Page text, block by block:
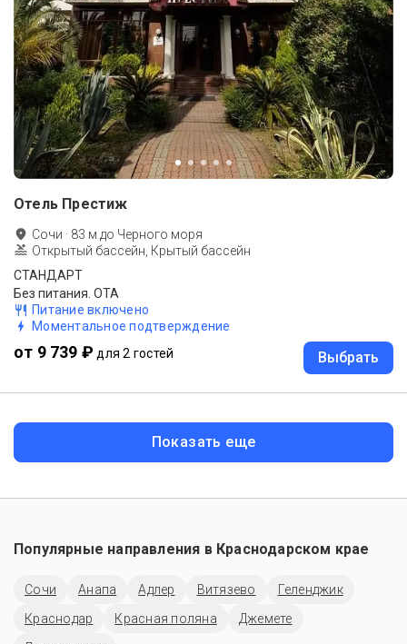
Отель Престиж
Сочи · 83 м до Черного моря
Открытый бассейн, Крытый бассейн
СТАНДАРТ
Без питания. ОТА
Питание включено
Моментальное подтверждение
от 9 739 ₽ для 2 гостей Выбрать
Показать еще
Популярные направления в Краснодарском крае
Сочи Анапа Адлер Витязево
Геленджик
Краснодар
Красная поляна
Джемете